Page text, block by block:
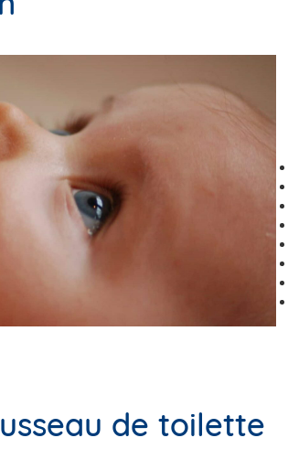
de toilette